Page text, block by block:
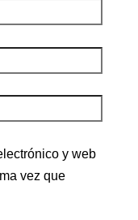
y web
vez que